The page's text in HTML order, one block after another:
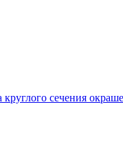
сечения